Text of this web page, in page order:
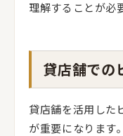
理解することが必
貸店舗での
貸店舗を活用した
が重要になります